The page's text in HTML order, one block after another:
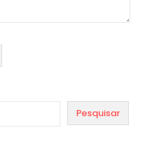
Pesquisar